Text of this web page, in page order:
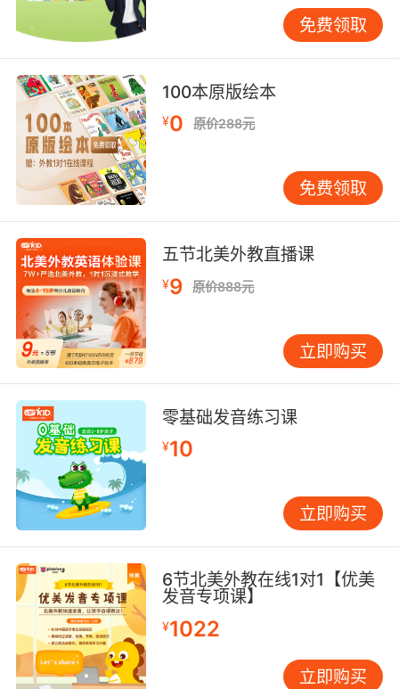
10. All because a colonel followed his orders.
免费领取
100本原版绘本
¥0 原价288元
免费领取
五节北美外教直播课
¥9 原价888元
立即购买
零基础发音练习课
¥10
立即购买
6节北美外教在线1对1【优美
发音专项课】
¥1022
立即购买